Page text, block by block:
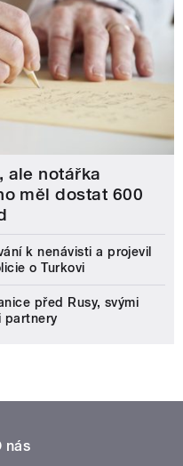
ale notářka
měl dostat 600
k nenávisti a projevil
o Turkovi
před Rusy, svými
partnery
nás